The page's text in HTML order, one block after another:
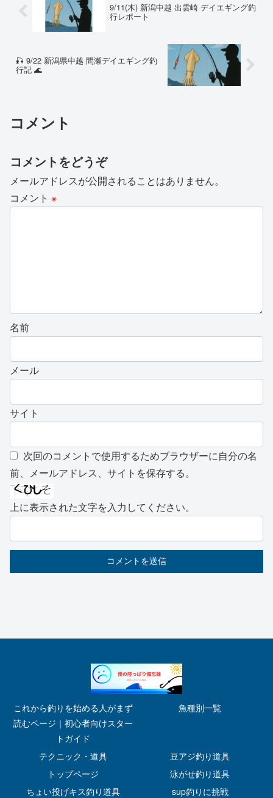
9/11(木) 新潟中越 出雲崎 デイエギング釣
行レポート
🎣 9/22 新潟県中越 間瀬デイエギング釣
行記 🌊
コメント
コメントをどうぞ
メールアドレスが公開されることはありません。
コメント ※
名前
メール
サイト
次回のコメントで使用するためブラウザーに自分の名
前、メールアドレス、サイトを保存する。
上に表示された文字を入力してください。
これから釣りを始める人がまず
読むページ｜初心者向けスター
トガイド
魚種別一覧
テクニック・道具
豆アジ釣り道具
トップページ
泳がせ釣り道具
ちょい投げキス釣り道具
sup釣りに挑戦